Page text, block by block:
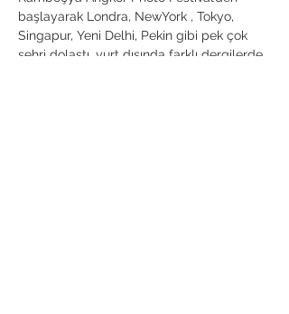
başlayarak Londra, NewYork , Tokyo,
Singapur, Yeni Delhi, Pekin gibi pek çok
şehri dolaştı, yurt dışında farklı dergilerde